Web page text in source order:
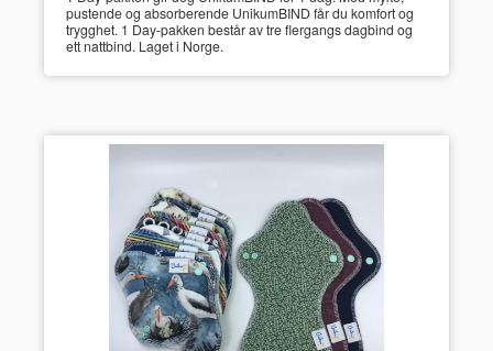
pustende og absorberende UnikumBIND får du komfort og
trygghet. 1 Day-pakken består av tre flergangs dagbind og
ett nattbind. Laget i Norge.